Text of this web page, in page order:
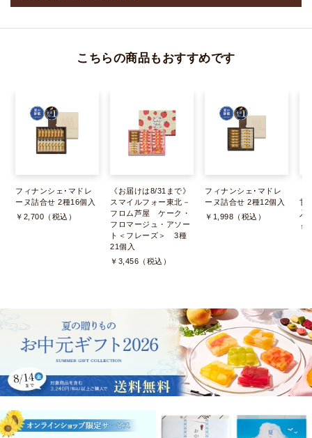
こちらの商品もおすすめです
フィナンシェ･マドレ
ーヌ詰合せ 2種16個入
￥2,700（税込）
《お届けは8/31まで》
スマイルフォー東北－
フロム芦屋 ケーク・
フロマージュ・アソー
ト＜フレーズ＞ 3種
21個入
￥3,456（税込）
フィナンシェ･マドレ
ーヌ詰合せ 2種12個入
￥1,998（税込）
甘
入
￥